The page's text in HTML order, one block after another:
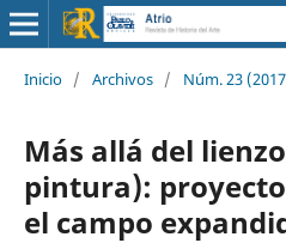
Inicio / Archivos / Núm. 23
Más allá del
pintura):
el campo